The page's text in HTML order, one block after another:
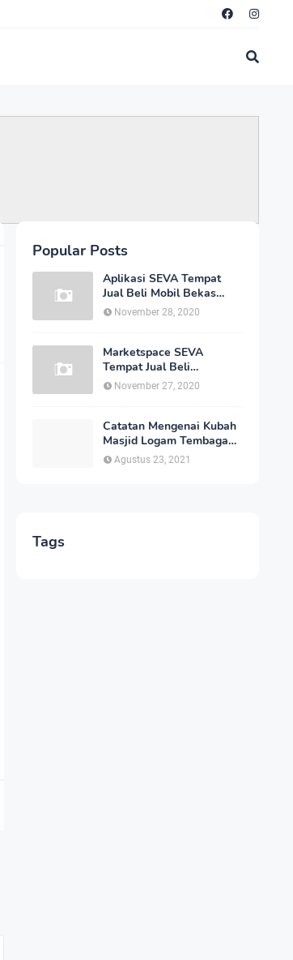
Popular Posts
Aplikasi SEVA Tempat
Jual Beli Mobil Bekas
Berquality Secara Online
Dengan Harga yang
November 28, 2020
Marketspace SEVA
Tempat Jual Beli
Kendaraan Bekas Joss
Secara Online Dengan
November 27, 2020
Catatan Mengenai Kubah
Masjid Logam Tembaga
oleh Penyedia Jasa
Pembuatan Kubah Masjid
Agustus 23, 2021
Tags